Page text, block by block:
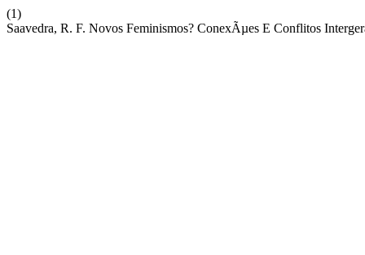
(1)
Saavedra, R. F. Novos Feminismos? ConexÃµes E Conflitos